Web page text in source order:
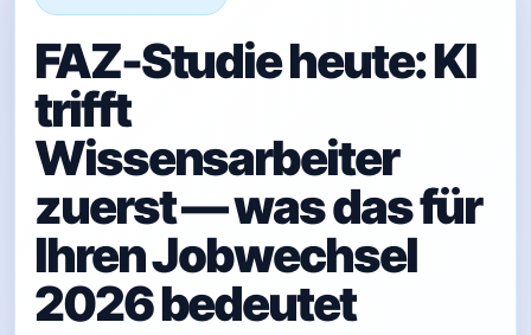
FAZ-Studie heute: KI
trifft
Wissensarbeiter
zuerst — was das für
Ihren Jobwechsel
2026 bedeutet